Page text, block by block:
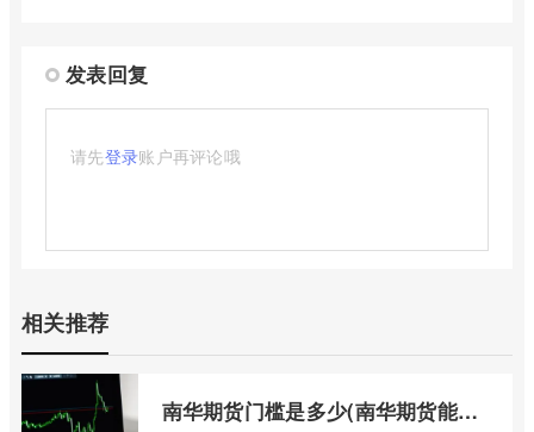
发表回复
请先登录账户再评论哦
相关推荐
南华期货门槛是多少(南华期货能做国际期货吗)